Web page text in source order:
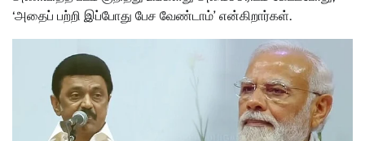
‘அதைப் பற்றி இப்போது பேச வேண்டாம்’ என்கிறார்கள்.